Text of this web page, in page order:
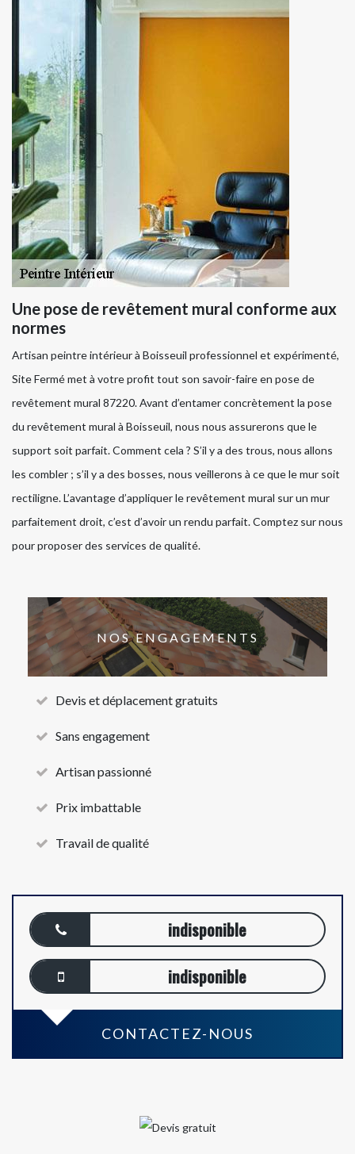
Une pose de revêtement mural conforme aux
normes
Artisan peintre intérieur à Boisseuil professionnel et expérimenté,
Site Fermé met à votre profit tout son savoir-faire en pose de
revêtement mural 87220. Avant d’entamer concrètement la pose
du revêtement mural à Boisseuil, nous nous assurerons que le
support soit parfait. Comment cela ? S’il y a des trous, nous allons
les combler ; s’il y a des bosses, nous veillerons à ce que le mur soit
rectiligne. L’avantage d’appliquer le revêtement mural sur un mur
parfaitement droit, c’est d’avoir un rendu parfait. Comptez sur nous
pour proposer des services de qualité.
NOS ENGAGEMENTS
Devis et déplacement gratuits
Sans engagement
Artisan passionné
Prix imbattable
Travail de qualité
indisponible
indisponible
CONTACTEZ-NOUS